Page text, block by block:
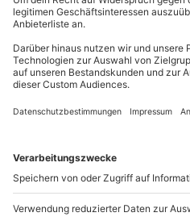
Mo-Fr: 8-20 Uhr | Sa: 10-16 Uhr
Du möchtest als Firma
Sichere Dir attraktive
Mo-Fr: 9-17 Uhr
b2b@mydays.de